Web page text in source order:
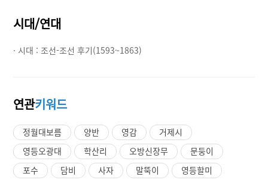
시대/연대
· 시대 :조선-조선 후기(1593~1863)
연관키워드
정월대보름 양반 영감
거제시
영등오광대
학산리 오방신장무
문둥이
포수
담비 사자 말뚝이 영등할미